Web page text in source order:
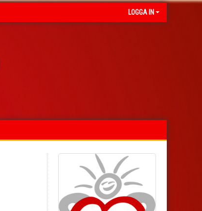
LOGGA IN